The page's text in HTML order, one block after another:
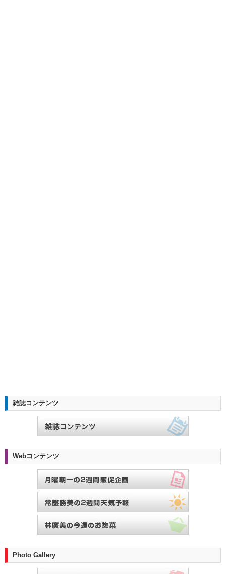
雑誌コンテンツ
Webコンテンツ
Photo Gallery